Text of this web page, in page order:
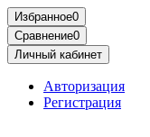
Избранное0
Сравнение0
Личный кабинет
Авторизация
Регистрация